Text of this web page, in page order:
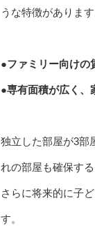
うな特徴があります
●ファミリー向けの
●専有面積が広く、
独立した部屋が3部
れの部屋も確保す
さらに将来的に子
す。